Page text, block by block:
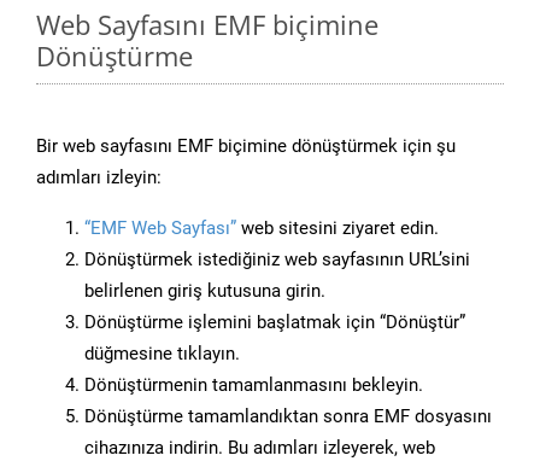
Web Sayfasını EMF biçimine
Dönüştürme
Bir web sayfasını EMF biçimine dönüştürmek için şu
adımları izleyin:
“EMF Web Sayfası” web sitesini ziyaret edin.
Dönüştürmek istediğiniz web sayfasının URL’sini
belirlenen giriş kutusuna girin.
Dönüştürme işlemini başlatmak için “Dönüştür”
düğmesine tıklayın.
Dönüştürmenin tamamlanmasını bekleyin.
Dönüştürme tamamlandıktan sonra EMF dosyasını
cihazınıza indirin. Bu adımları izleyerek, web